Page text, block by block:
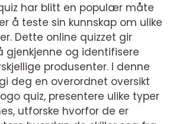
har blitt en populær måte
å teste sin kunnskap om ulike
Dette online quizzet gir
gjenkjenne og identifisere
produsenter. I denne
deg en overordnet oversikt
quiz, presentere ulike typer
utforske hvorfor de er